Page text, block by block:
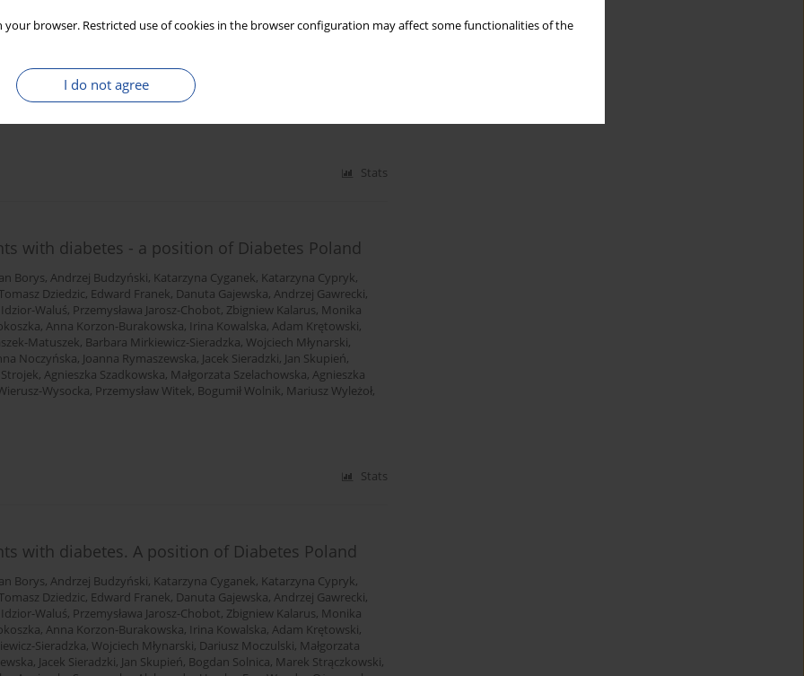
your browser. Restricted use of cookies in the browser configuration may affect some functionalities of the
I do not agree
Przemysława Jarosz-Chobot,Zbigniew Kalarus,Monika Karczewska-
,Jacek Sieradzki,Jan Skupień
Aleksandra Uruska, Ewa Wender-Ożegowska
Zmysłowska,Dorota Zozulińska-Ziółkiewicz
Stats
with diabetes - a position of Diabetes Poland
Borys, Andrzej Budzyński, Katarzyna Cyganek, Katarzyna Cypryk,
Dziedzic, Edward Franek, Danuta Gajewska, Andrzej Gawrecki,
Waluś, Przemysława Jarosz-Chobot, Zbigniew Kalarus, Monika
, Anna Korzon-Burakowska, Irina Kowalska, Adam Krętowski,
Matuszek, Barbara Mirkiewicz-Sieradzka, Wojciech Młynarski,
Noczyńska, Joanna Rymaszewska, Jacek Sieradzki, Jan Skupień,
, Agnieszka Szadkowska, Małgorzata Szelachowska, Agnieszka
Wysocka, Przemysław Witek, Bogumił Wolnik, Mariusz Wyleżoł,
Stats
with diabetes. A position of Diabetes Poland
Borys, Andrzej Budzyński, Katarzyna Cyganek, Katarzyna Cypryk,
Dziedzic, Edward Franek, Danuta Gajewska, Andrzej Gawrecki,
Waluś, Przemysława Jarosz-Chobot, Zbigniew Kalarus, Monika
, Anna Korzon-Burakowska, Irina Kowalska, Adam Krętowski,
Sieradzka, Wojciech Młynarski, Dariusz Moczulski, Małgorzata
, Jacek Sieradzki, Jan Skupień, Bogdan Solnica, Marek Strączkowski,